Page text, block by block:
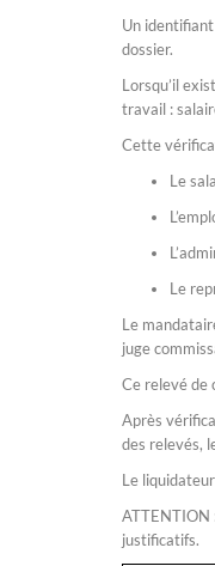
Un
dossier.
Lorsqu’il
travail :
Cette
Le
Le
Le
juge
Ce relevé de
Après
des relevés,
Le
ATTENTION
justificatifs.